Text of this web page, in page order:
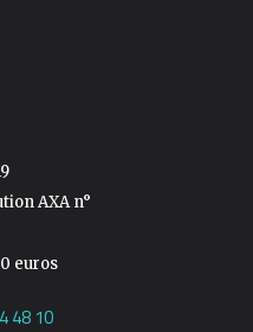
AXA n°
euros
48 10